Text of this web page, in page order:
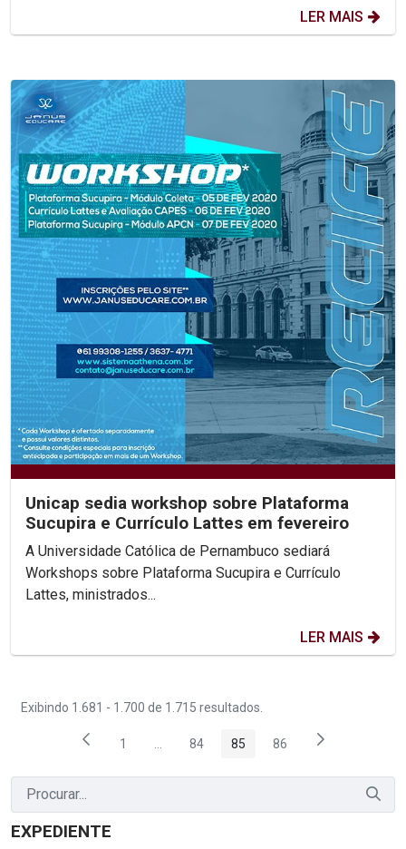
LER MAIS
Unicap sedia workshop sobre Plataforma
Sucupira e Currículo Lattes em fevereiro
A Universidade Católica de Pernambuco sediará
Workshops sobre Plataforma Sucupira e Currículo
Lattes, ministrados...
LER MAIS
Exibindo 1.681 - 1.700 de 1.715 resultados.
Página
1 Páginas intermediárias Usar ABA para
Página
84 Página
85 Página
86
EXPEDIENTE